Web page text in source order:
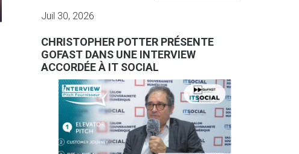
Juil 30, 2026
CHRISTOPHER POTTER PRÉSENTE
GOFAST DANS UNE INTERVIEW
ACCORDÉE À IT SOCIAL